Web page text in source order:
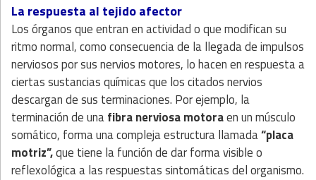
La respuesta al tejido afector
Los órganos que entran en actividad o que modifican su
ritmo normal, como consecuencia de la llegada de impulsos
nerviosos por sus nervios motores, lo hacen en respuesta a
ciertas sustancias químicas que los citados nervios
descargan de sus terminaciones. Por ejemplo, la
terminación de unafibra nerviosa motoraen un músculo
somático, forma una compleja estructura llamada“placa
motriz”,que tiene la función de dar forma visible o
reflexológica a las respuestas sintomáticas del organismo.